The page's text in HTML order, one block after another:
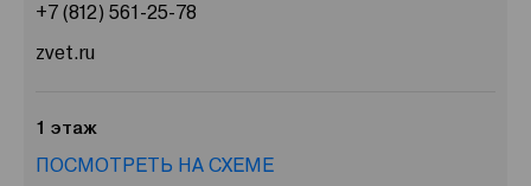
+7 (812) 561-25-78
zvet.ru
1 этаж
ПОСМОТРЕТЬ НА СХЕМЕ